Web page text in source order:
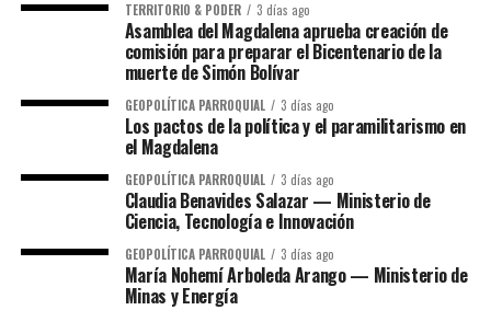
TERRITORIO & PODER 3 días ago
Asamblea del Magdalena aprueba creación de
comisión para preparar el Bicentenario de la
muerte de Simón Bolívar
GEOPOLÍTICA PARROQUIAL 3 días ago
Los pactos de la política y el paramilitarismo en
el Magdalena
GEOPOLÍTICA PARROQUIAL 3 días ago
Claudia Benavides Salazar — Ministerio de
Ciencia, Tecnología e Innovación
GEOPOLÍTICA PARROQUIAL 3 días ago
María Nohemí Arboleda Arango — Ministerio de
Minas y Energía